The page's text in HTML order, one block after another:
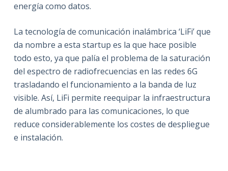
energía como datos.
La tecnología de comunicación inalámbrica ‘LiFi’ que
da nombre a esta startup es la que hace posible
todo esto, ya que palía el problema de la saturación
del espectro de radiofrecuencias en las redes 6G
trasladando el funcionamiento a la banda de luz
visible. Así, LiFi permite reequipar la infraestructura
de alumbrado para las comunicaciones, lo que
reduce considerablemente los costes de despliegue
e instalación.